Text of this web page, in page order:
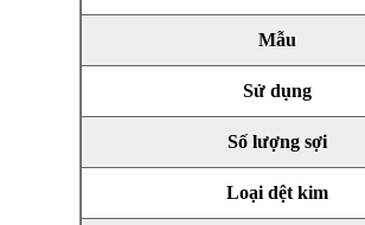
Mẫu
Sử dụng
Số lượng sợi
Loại dệt kim